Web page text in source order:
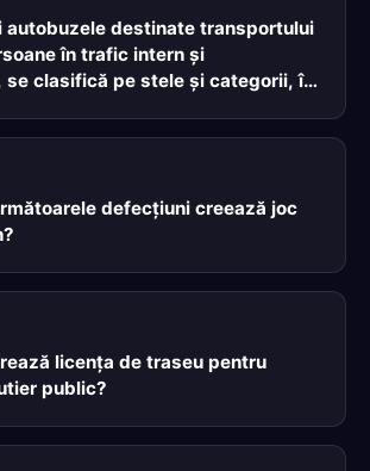
autobuzele destinate transportului
în trafic intern şi
se clasifică pe stele şi categorii, în
defecţiuni creează joc
licenţa de traseu pentru
public?